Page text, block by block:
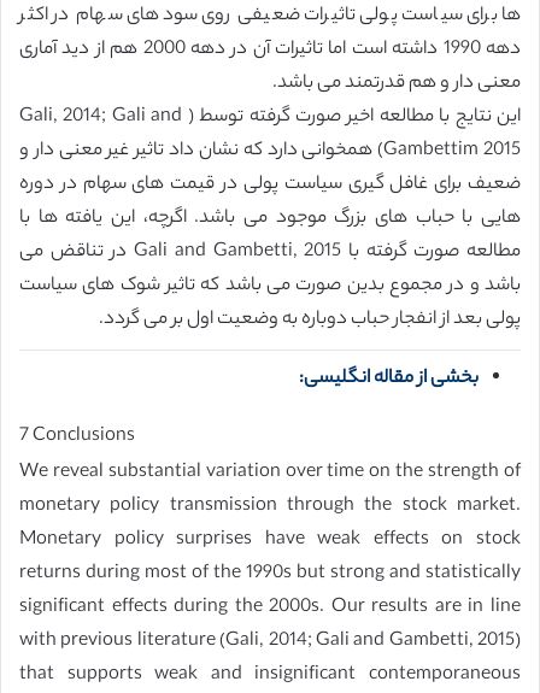
ها برای سیاست پولی تاثیرات ضعیفی روی سودهای سهام در اکثر
دهه 1990 داشته است اما تاثیرات آن در دهه 2000 هم از دید آماری
معنی دار و هم قدرتمند می باشد.
این نتایج با مطالعه اخیر صورت گرفته توسط ( Gali, 2014; Gali and
Gambettim 2015) همخوانی دارد که نشان داد تاثیر غیر معنی دار و
ضعیف برای غافل گیری سیاست پولی در قیمت های سهام در دوره
هایی با حباب های بزرگ موجود می باشد. اگرچه، این یافته ها با
مطالعه صورت گرفته با Gali and Gambetti, 2015 در تناقض می
باشد و در مجموع بدین صورت می باشد که تاثیر شوک های سیاست
پولی بعد از انفجار حباب دوباره به وضعیت اول بر می گردد.
بخشی از مقاله انگلیسی:
7 Conclusions
We reveal substantial variation over time on the strength of
monetary policy transmission through the stock market.
Monetary policy surprises have weak effects on stock
returns during most of the 1990s but strong and statistically
significant effects during the 2000s. Our results are in line
with previous literature (Gali, 2014; Gali and Gambetti, 2015)
that supports weak and insignificant contemporaneous